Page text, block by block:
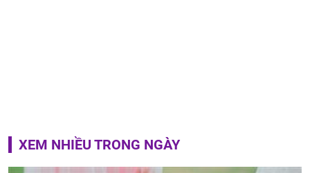
XEM NHIỀU TRONG NGÀY